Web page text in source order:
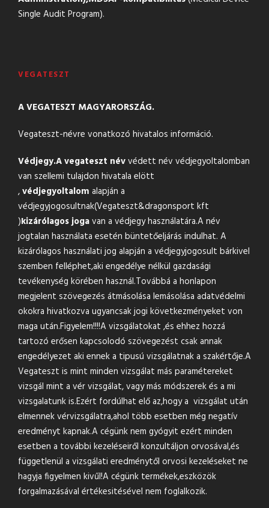
Single Audit Program).
VEGATESZT
A VEGATESZT MAGYARORSZÁG.
Vegateszt-névre vonatkozó hivatalos információ.
Védjegy.A vegateszt névvédett név védjegyoltalomban
van szellemi tulajdon hivatala elött
,védjegyoltalom alapján a
védjegyjogosultnak(Vegateszt&dragonsport kft
)kizárólagos jogavan a védjegy használatára.A név
jogtalan használata esetén büntetőeljárás indulhat. A
kizárólagos használati jog alapján a védjegyjogosult bárkivel
szemben felléphet,aki engedélye nélkül gazdasági
tevékenység körében használ.Továbbá a honlapon
megjelent szövegezés átmásolása lemásolása adatvédelmi
okokra hivatkozva ugyancsak jogi következményeket von
maga után.Figyelem!!!!A vizsgálatokat ,és ehhez hozzá
tartozó erősen kapcsolodó szövegezést csak annak
engedélyezet aki ennek a tipusú vizsgálatnak a szakértője.A
Vegateszt is mint minden vizsgálat más paramétereket
vizsgál mint a vér vizsgálat, vagy más módszerek és a mi
vizsgalatunk is.Ezért fordúlhat elő az,hogy a vizsgálat után
elmennek vérvizsgálatra,ahol több esetben még negatív
eredményt kapnak.A cégünk nem gyógyit ezért minden
esetben a további kezeléseiről konzultáljon orvosával,és
függetlenül a vizsgálati eredménytől orvosi kezeléseket ne
hagyja figyelmen kivűl!A cégünk termékek,eszközök
forgalmazásával értékesitésével nem foglalkozik.